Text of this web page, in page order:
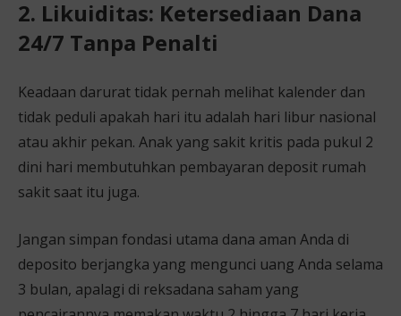
2. Likuiditas: Ketersediaan Dana
24/7 Tanpa Penalti
Keadaan darurat tidak pernah melihat kalender dan
tidak peduli apakah hari itu adalah hari libur nasional
atau akhir pekan. Anak yang sakit kritis pada pukul 2
dini hari membutuhkan pembayaran deposit rumah
sakit saat itu juga.
Jangan simpan fondasi utama dana aman Anda di
deposito berjangka yang mengunci uang Anda selama
3 bulan, apalagi di reksadana saham yang